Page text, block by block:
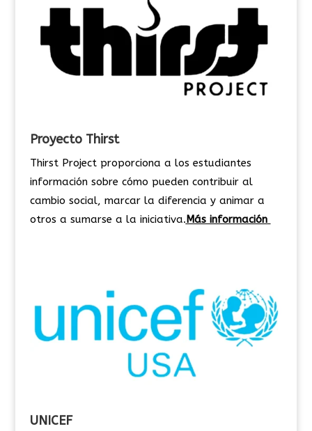
Proyecto Thirst
Thirst Project proporciona a los estudiantes
información sobre cómo pueden contribuir al
cambio social, marcar la diferencia y animar a
otros a sumarse a la iniciativa.Más información
UNICEF